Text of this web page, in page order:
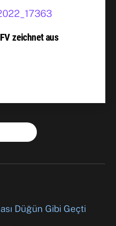
zeichnet aus
Düğün Gibi Geçti